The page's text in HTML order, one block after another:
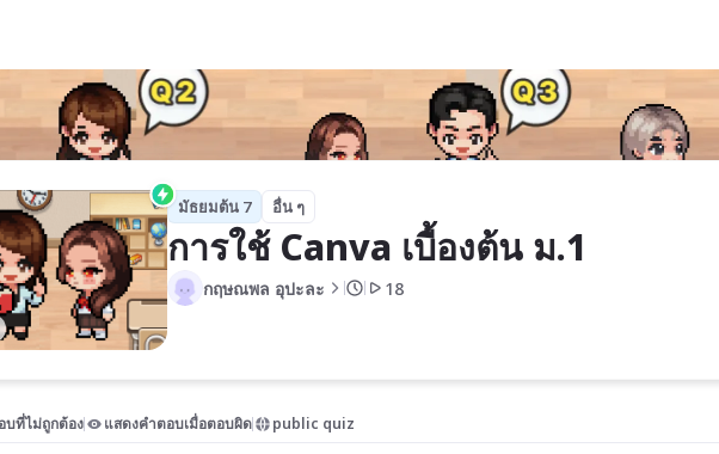
มัธยมต้น 7 อื่น ๆ
การใช้ Canva เบื้องต้น ม.1
กฤษณพล อุปะละ 18
ที่ไม่ถูกต้อง แสดงคำตอบเมื่อตอบผิด public quiz